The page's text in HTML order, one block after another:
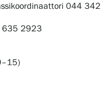
044 342
635 2923